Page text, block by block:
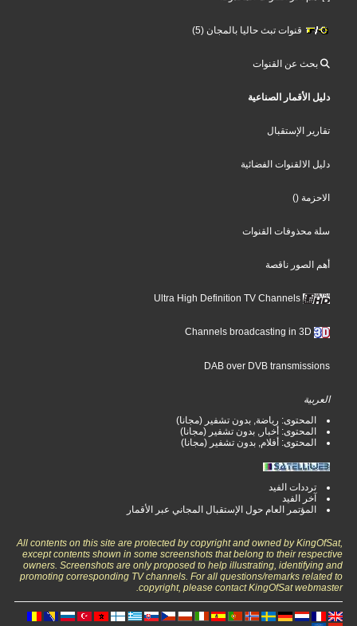
قنوات تبث حاليا بالمجان (5)
بحث عن القنوات
دليل الأقمار الصناعية
تقارير الإستقبال
دليل الالقنوات الفضائية
الاحزمة ()
سلة محذوفات القنوات
أهم الصور ناقصة
Ultra High Definition TV Channels
DAB over DVB transmissions
العربية
المحتوى: رياضة, بدون تشفير (مجانا)
المحتوى: أخبار, بدون تشفير (مجانا)
المحتوى: أفلام, بدون تشفير (مجانا)
ترددات الفيد
آخر الفيد
المؤتمر العام حول الإستقبال المجاني عبر الأقمار
All contents on this site are protected by copyright and owned by KingOfSat,
except contents shown in some screenshots that belong to their respective
owners. Screenshots are only proposed to help illustrating, identifying and
promoting corresponding TV channels. For all questions/remarks related to
copyright, please contact KingOfSat webmaster.